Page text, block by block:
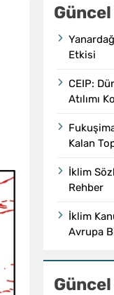
Güncel
Etkisi
CEIP:
Atılımı
Kalan
İklim
Rehber
İklim
Avrupa